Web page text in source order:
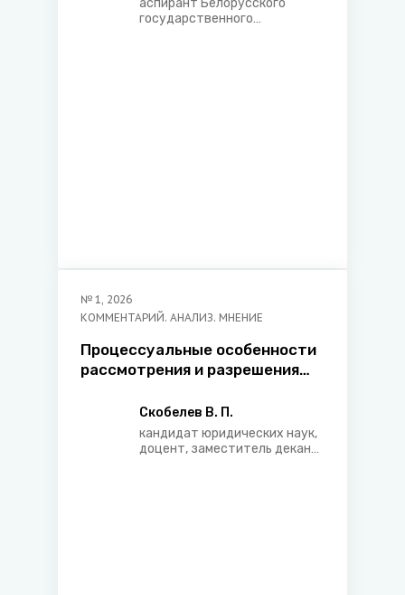
аспирант Белорусского
государственного
№ 1, 2026
КОММЕНТАРИЙ. АНАЛИЗ. МНЕНИЕ
Процессуальные особенности
рассмотрения и разрешения
возвращении ребенка и об
осуществлении прав доступа
Скобелев В. П.
кандидат юридических наук,
доцент, заместитель декана